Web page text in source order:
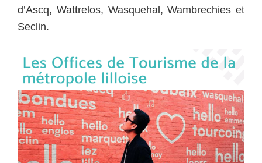
d’Ascq, Wattrelos, Wasquehal, Wambrechies et
Seclin.